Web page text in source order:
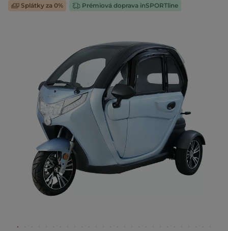
Splátky za 0% Prémiová doprava inSPORTline